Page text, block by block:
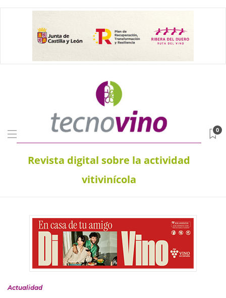
Revista digital sobre la actividad
vitivinícola
0
Actualidad